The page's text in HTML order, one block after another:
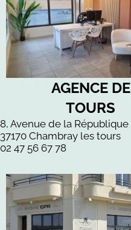
AGENCE DE
TOURS
8, Avenue de la République
37170 Chambray les tours
02 47 56 67 78